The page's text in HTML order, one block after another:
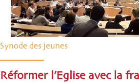
Synode des jeunes
Réformer l’Eglise avec la